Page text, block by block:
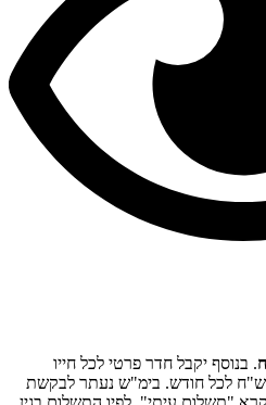
. בנוסף יקבל חדר פרטי לכל חייו
במימון המבטחת, בעלות 18,600 ש"ח לכל חודש. בימ"ש נעתר לבקשת